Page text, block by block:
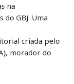
na
do GBJ. Uma
criada pelo
morador do